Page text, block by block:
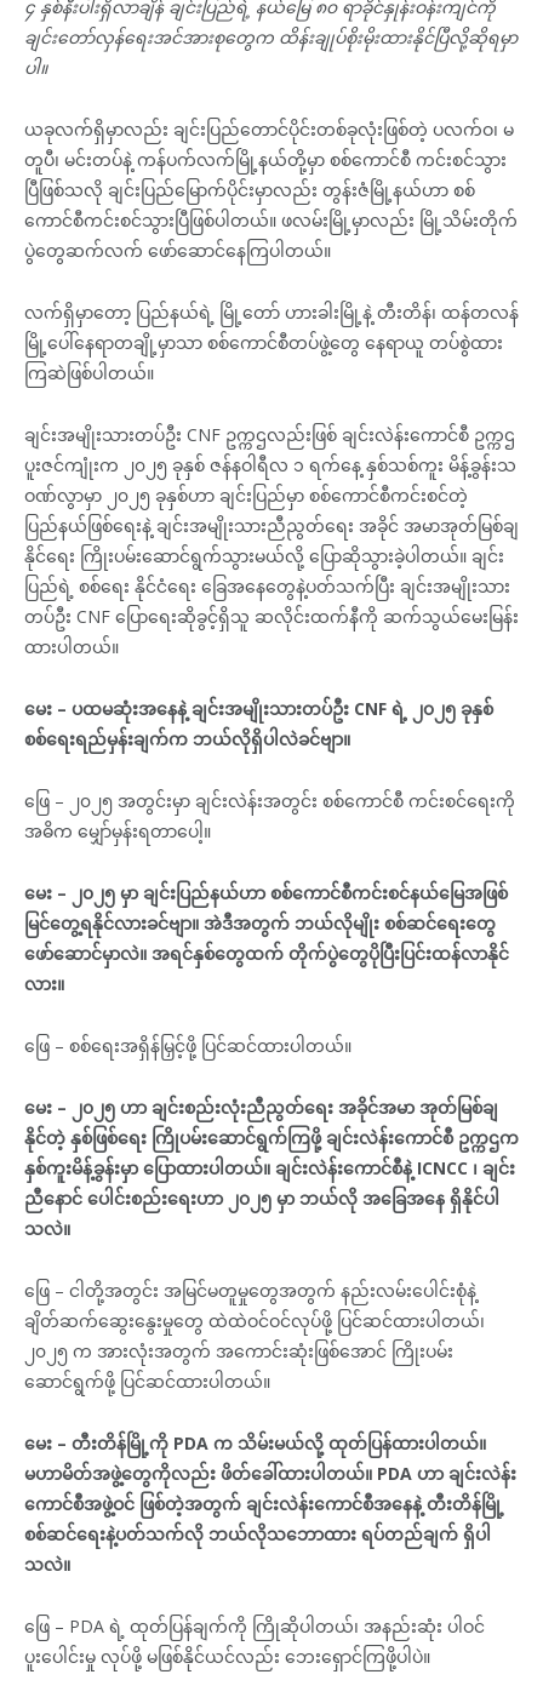
၄ နှစ်နီးပါးရှိလာချိန် ချင်းပြည်ရဲ့ နယ်မြေ ၈၀ ရာခိုင်နှုန်းဝန်းကျင်ကို
ချင်းတော်လှန်ရေးအင်အားစုတွေက ထိန်းချုပ်စိုးမိုးထားနိုင်ပြီလို့ဆိုရမှာ
ပါ။
ယခုလက်ရှိမှာလည်း ချင်းပြည်တောင်ပိုင်းတစ်ခုလုံးဖြစ်တဲ့ ပလက်ဝ၊ မ
တူပီ၊ မင်းတပ်နဲ့ ကန်ပက်လက်မြို့နယ်တို့မှာ စစ်ကောင်စီ ကင်းစင်သွား
ပြီဖြစ်သလို ချင်းပြည်မြောက်ပိုင်းမှာလည်း တွန်းဇံမြို့နယ်ဟာ စစ်
ကောင်စီကင်းစင်သွားပြီဖြစ်ပါတယ်။ ဖလမ်းမြို့မှာလည်း မြို့သိမ်းတိုက်
ပွဲတွေဆက်လက် ဖော်ဆောင်နေကြပါတယ်။
လက်ရှိမှာတော့ ပြည်နယ်ရဲ့ မြို့တော် ဟားခါးမြို့နဲ့ တီးတိန်၊ ထန်တလန်
မြို့ပေါ်နေရာတချို့မှာသာ စစ်ကောင်စီတပ်ဖွဲ့တွေ နေရာယူ တပ်စွဲထား
ကြဆဲဖြစ်ပါတယ်။
ချင်းအမျိုးသားတပ်ဦး CNF ဥက္ကဌလည်းဖြစ် ချင်းလဲန်းကောင်စီ ဥက္ကဌ
ပူးဇင်ကျုံးက ၂၀၂၅ ခုနှစ် ဇန်နဝါရီလ ၁ ရက်နေ့ နှစ်သစ်ကူး မိန့်ခွန်းသ
ဝဏ်လွာမှာ ၂၀၂၅ ခုနှစ်ဟာ ချင်းပြည်မှာ စစ်ကောင်စီကင်းစင်တဲ့
ပြည်နယ်ဖြစ်ရေးနဲ့ ချင်းအမျိုးသားညီညွတ်ရေး အခိုင် အမာအုတ်မြစ်ချ
နိုင်ရေး ကြိုးပမ်းဆောင်ရွက်သွားမယ်လို့ ပြောဆိုသွားခဲ့ပါတယ်။ ချင်း
ပြည်ရဲ့ စစ်ရေး နိုင်ငံရေး ခြေအနေတွေနဲ့ပတ်သက်ပြီး ချင်းအမျိုးသား
တပ်ဦး CNF ပြောရေးဆိုခွင့်ရှိသူ ဆလိုင်းထက်နီကို ဆက်သွယ်မေးမြန်း
ထားပါတယ်။
မေး – ပထမဆုံးအနေနဲ့ ချင်းအမျိုးသားတပ်ဦး CNF ရဲ့ ၂၀၂၅ ခုနှစ်
စစ်ရေးရည်မှန်းချက်က ဘယ်လိုရှိပါလဲခင်ဗျာ။
ဖြေ – ၂၀၂၅ အတွင်းမှာ ချင်းလဲန်းအတွင်း စစ်ကောင်စီ ကင်းစင်ရေးကို
အဓိက မျှော်မှန်းရတာပေါ့။
မေး – ၂၀၂၅ မှာ ချင်းပြည်နယ်ဟာ စစ်ကောင်စီကင်းစင်နယ်မြေအဖြစ်
မြင်တွေ့ရနိုင်လားခင်ဗျာ။ အဲဒီအတွက် ဘယ်လိုမျိုး စစ်ဆင်ရေးတွေ
ဖော်ဆောင်မှာလဲ။ အရင်နှစ်တွေထက် တိုက်ပွဲတွေပိုပြီးပြင်းထန်လာနိုင်
လား။
ဖြေ – စစ်ရေးအရှိန်မြှင့်ဖို့ ပြင်ဆင်ထားပါတယ်။
မေး – ၂၀၂၅ ဟာ ချင်းစည်းလုံးညီညွတ်ရေး အခိုင်အမာ အုတ်မြစ်ချ
နိုင်တဲ့ နှစ်ဖြစ်ရေး ကြိုပမ်းဆောင်ရွက်ကြဖို့ ချင်းလဲန်းကောင်စီ ဥက္ကဌက
နှစ်ကူးမိန့်ခွန်းမှာ ပြောထားပါတယ်။ ချင်းလဲန်းကောင်စီနဲ့ ICNCC ၊ ချင်း
ညီနောင်‌ ပေါင်းစည်းရေးဟာ ၂၀၂၅ မှာ ဘယ်လို အခြေအနေ ရှိနိုင်ပါ
သလဲ။
ဖြေ – ငါတို့အတွင်း အမြင်မတူမှုတွေအတွက် နည်းလမ်းပေါင်းစုံနဲ့
ချိတ်ဆက်ဆွေးနွေးမှုတွေ ထဲထဲဝင်ဝင်လုပ်ဖို့ ပြင်ဆင်ထားပါတယ်၊
၂၀၂၅ က အားလုံးအတွက် အကောင်းဆုံးဖြစ်အောင် ကြိုးပမ်း
ဆောင်ရွက်ဖို့ ပြင်ဆင်ထားပါတယ်။
မေး – တီးတိန်မြို့ကို PDA က သိမ်းမယ်လို့ ထုတ်ပြန်ထားပါတယ်။
မဟာမိတ်အဖွဲ့တွေကိုလည်း ဖိတ်ခေါ်ထားပါတယ်။ PDA ဟာ ချင်းလဲန်း
ကောင်စီအဖွဲ့ဝင် ဖြစ်တဲ့အတွက် ချင်းလဲန်းကောင်စီအနေနဲ့ တီးတိန်မြို့
စစ်ဆင်ရေးနဲ့ပတ်သက်လို ဘယ်လိုသဘောထား ရပ်တည်ချက် ရှိပါ
သလဲ။
ဖြေ – PDA ရဲ့ ထုတ်ပြန်ချက်ကို ကြိုဆိုပါတယ်၊ အနည်းဆုံး ပါဝင်
ပူးပေါင်းမှု လုပ်ဖို့ မဖြစ်နိုင်ယင်လည်း ဘေးရှောင်ကြဖို့ပါပဲ။